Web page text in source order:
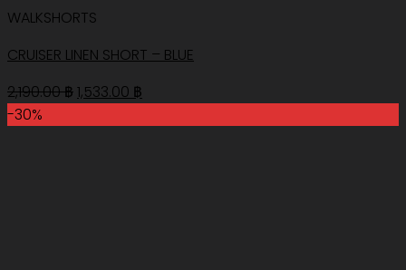
WALKSHORTS
CRUISER LINEN SHORT – BLUE
2,190.00฿Original
1,533.00 ฿
-30%